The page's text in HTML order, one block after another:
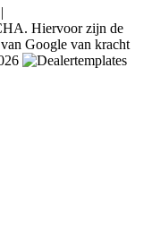
|
Hiervoor zijn de
van Google van kracht